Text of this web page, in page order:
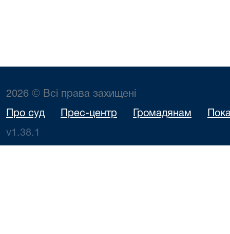
2026 © Всі права захищені
Про суд Прес-центр Громадянам
v1.38.1